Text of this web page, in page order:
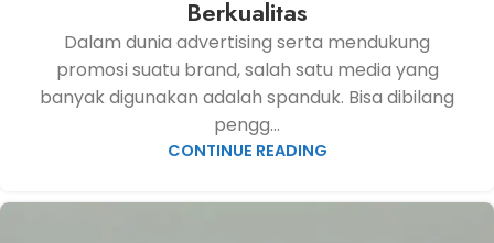
Berkualitas
Dalam dunia advertising serta mendukung
promosi suatu brand, salah satu media yang
banyak digunakan adalah spanduk. Bisa dibilang
pengg...
CONTINUE READING